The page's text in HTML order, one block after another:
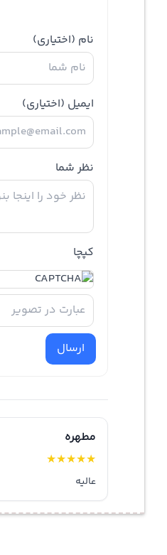
نام (اختیاری)
ایمیل (اختیاری)
نظر شما
کپچا
ارسال
مطهره
★
★
★
★
★
عالیه